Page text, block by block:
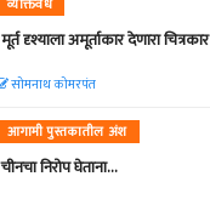
मूर्त दृश्याला अमूर्ताकार देणारा चित्रकार
सोमनाथ कोमरपंत
आगामी पुस्तकातील अंश
चीनचा निरोप घेताना...